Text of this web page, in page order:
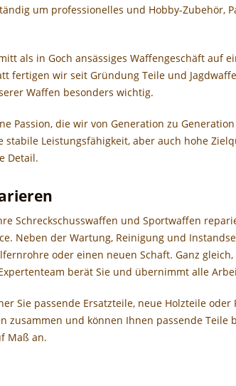
um professionelles und Hobby-Zubehör,
als in Goch ansässiges Waffengeschäft auf
fertigen wir seit Gründung Teile und
Waffen besonders wichtig.
Passion, die wir von Generation zu
Leistungsfähigkeit, aber auch hohe
Detail.
Schreckschusswaffen und Sportwaffen
Neben der Wartung, Reinigung und
oder einen neuen Schaft. Ganz gleich,
berät Sie und übernimmt alle
Sie passende Ersatzteile, neue Holzteile
und können Ihnen passende Teile
Maß an.